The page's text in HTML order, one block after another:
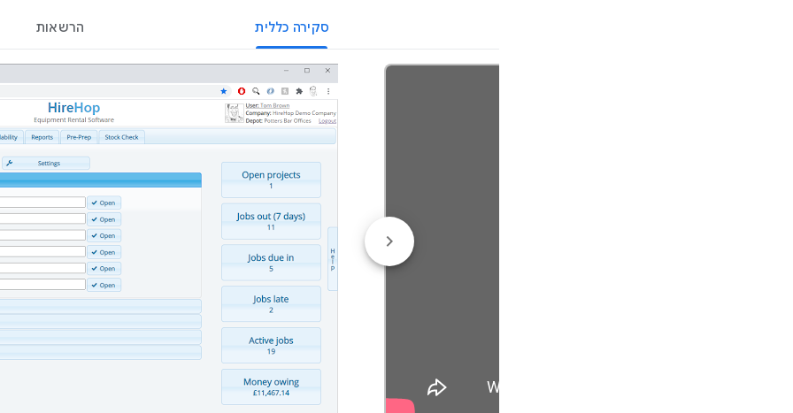
סקירה כללית הרשאות